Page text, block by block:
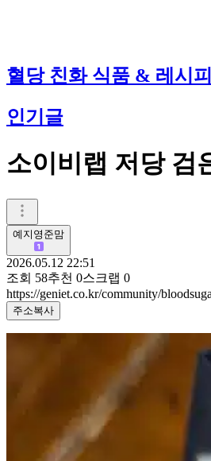
혈당 친화 식품 & 레시피
인기글
소이비랩 저당 검
예지영준맘
2026.05.12 22:51
조회 58추천 0스크랩 0
https://geniet.co.kr/community/
주소복사